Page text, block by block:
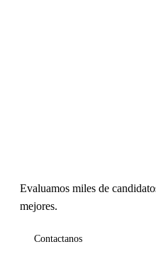
Evaluamos miles de
mejores.
Contactanos